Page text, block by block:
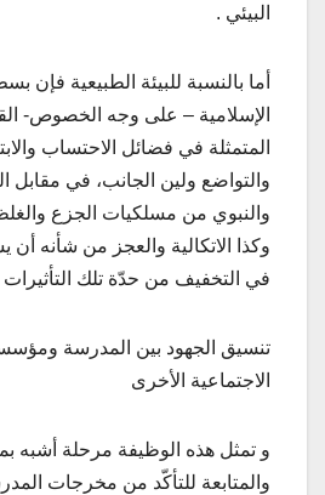
البيئي .
أما بالنسبة للبيئة الطبيعية فإن
الإسلامية – على وجه الخصوص-
المتمثلة في فضائل الاحتساب
والتواضع ولين الجانب، في مقابل
والنبوي من مسلكيات الجزع
وكذا الاتكالية والعجز من شأنه
في التخفيف من حدّة تلك التأثيرات
تنسيق الجهود بين المدرسة
الاجتماعية الأخرى
و تمثل هذه الوظيفة مرحلة أشبه
والمتابعة للتأكّد من مخرجات